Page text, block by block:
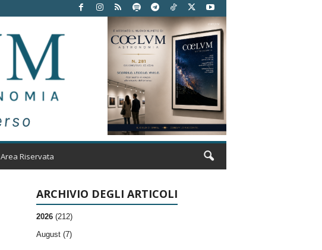
Area Riservata
ARCHIVIO DEGLI ARTICOLI
2026 (212)
August (7)